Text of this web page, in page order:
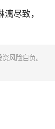
尽致，
风险自负。